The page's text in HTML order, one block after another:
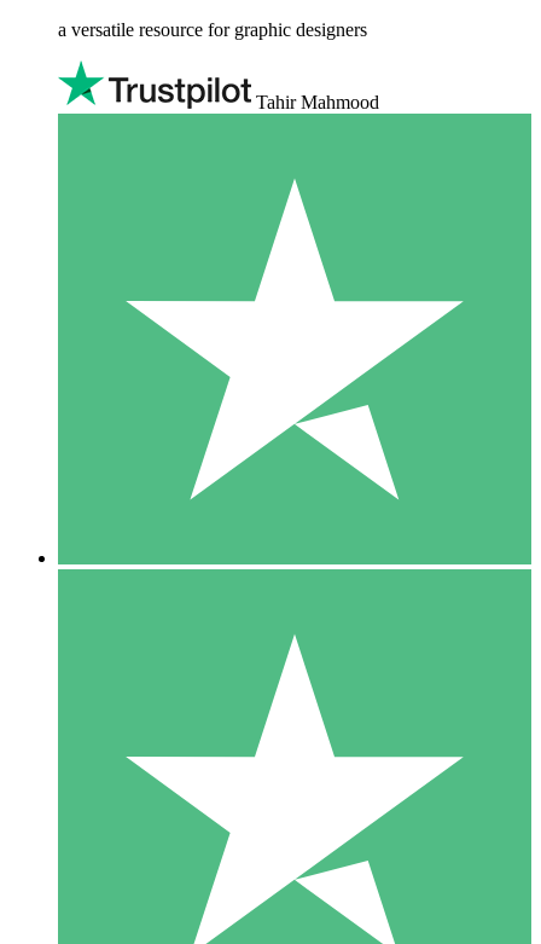
a versatile resource for graphic designers
Tahir Mahmood